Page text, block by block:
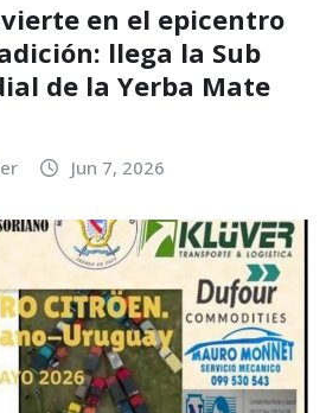
en el epicentro
llega la Sub
de la Yerba Mate
Jun 7, 2026